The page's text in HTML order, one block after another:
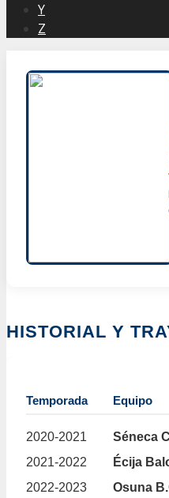
Y
Z
HISTORIAL Y
Temporada
2020-2021
2021-2022
2022-2023
Equipo
Séneca
Écija
Osuna